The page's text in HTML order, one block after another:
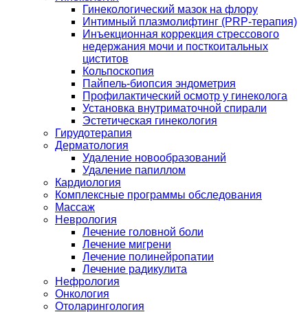
Гинекологический мазок на флору
Интимный плазмолифтинг (PRP-терапия)
Инъекционная коррекция стрессового
недержания мочи и посткоитальных
циститов
Кольпоскопия
Пайпель-биопсия эндометрия
Профилактический осмотр у гинеколога
Установка внутриматочной спирали
Эстетическая гинекология
Гирудотерапия
Дерматология
Удаление новообразований
Удаление папиллом
Кардиология
Комплексные программы обследования
Массаж
Неврология
Лечение головной боли
Лечение мигрени
Лечение полинейропатии
Лечение радикулита
Нефрология
Онкология
Отоларингология